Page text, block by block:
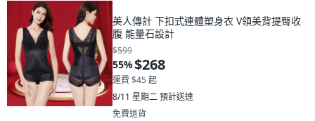
美人傳計 下扣式連體塑身衣 V領美背提臀收
腹 能量石設計
$599
55%$268
運費 $45 起
8/11 星期二預計送達
免費退貨